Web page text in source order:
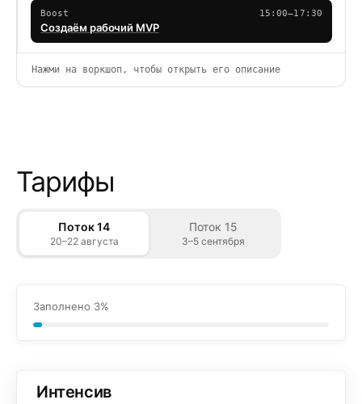
Boost 15:00–17:30
Создаём рабочий MVP
Нажми на воркшоп, чтобы открыть его описание
Тарифы
Поток 14
20–22 августа
Поток 15
3–5 сентября
Заполнено 3%
Интенсив